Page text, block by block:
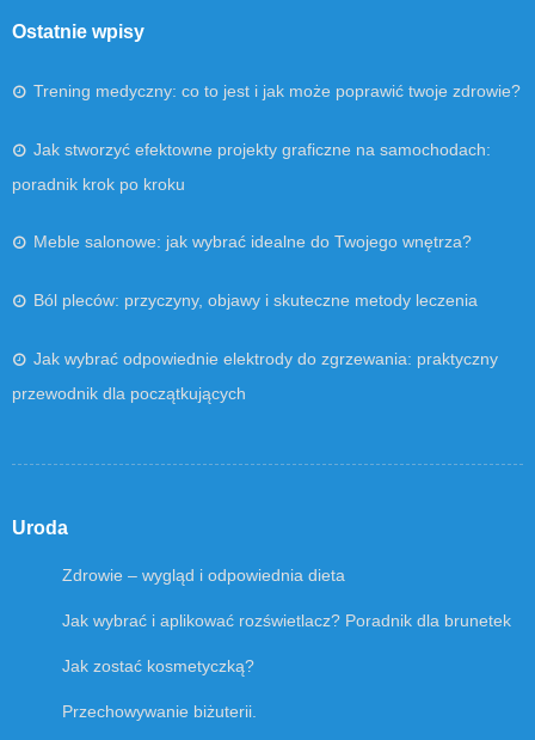
Ostatnie wpisy
Trening medyczny: co to jest i jak może poprawić twoje zdrowie?
Jak stworzyć efektowne projekty graficzne na samochodach:
poradnik krok po kroku
Meble salonowe: jak wybrać idealne do Twojego wnętrza?
Ból pleców: przyczyny, objawy i skuteczne metody leczenia
Jak wybrać odpowiednie elektrody do zgrzewania: praktyczny
przewodnik dla początkujących
Uroda
Zdrowie – wygląd i odpowiednia dieta
Jak wybrać i aplikować rozświetlacz? Poradnik dla brunetek
Jak zostać kosmetyczką?
Przechowywanie biżuterii.